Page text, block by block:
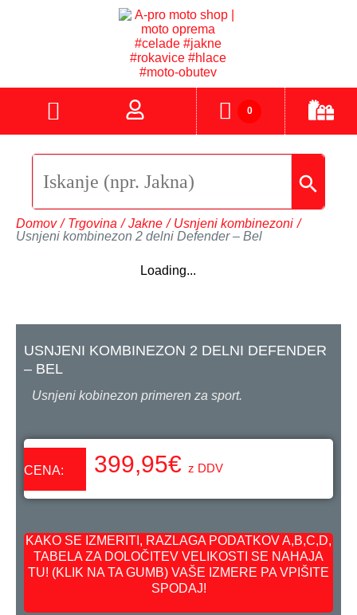
0
Domov / Trgovina / Jakne / Usnjeni kombinezoni /
Usnjeni kombinezon 2 delni Defender – Bel
Loading...
USNJENI KOMBINEZON 2 DELNI DEFENDER
– BEL
Usnjeni kobinezon primeren za sport.
CENA: 399,95€ z DDV
KAKO SE IZMERITI, RAZLAGA PODATKOV A,B,C,D,
TABELA ZA DOLOČITEV VELIKOSTI SE NAHAJA
TU! (KLIK NA TA GUMB) VAŠE IZMERE PA VPIŠITE
SPODAJ!